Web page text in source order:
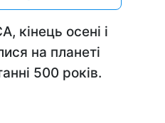
кінець осені і
на планеті
500 років.